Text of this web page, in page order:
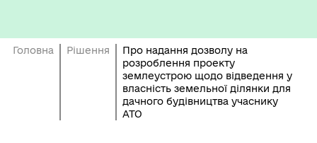
Головна Рішення
Про надання дозволу на
розроблення проекту
землеустрою щодо відведення у
власність земельної ділянки для
дачного будівництва учаснику
АТО